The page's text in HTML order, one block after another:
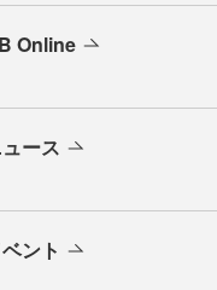
Online
ース
ント